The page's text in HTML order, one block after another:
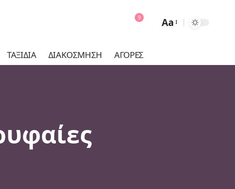
9
Font
Aa
ΤΑΞΊΔΙΑ ΔΙΑΚΌΣΜΗΣΗ ΑΓΟΡΈΣ